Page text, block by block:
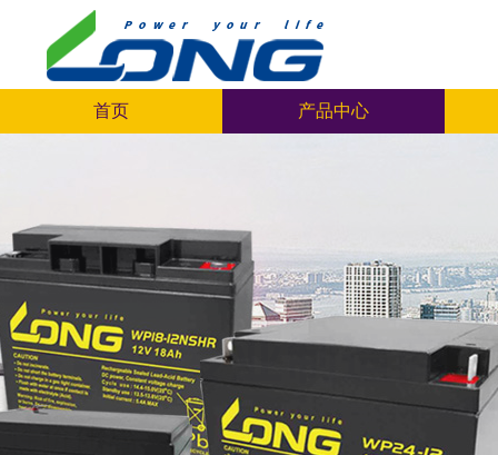
首页 产品中心